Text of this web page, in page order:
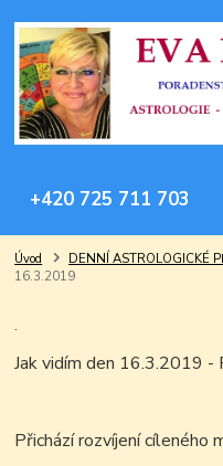
+420 725 711 703
Úvod DENNÍ ASTROLOGICKÉ
16.3.2019
.
Jak vidím den 16.3.2019
Přichází rozvíjenícíleného